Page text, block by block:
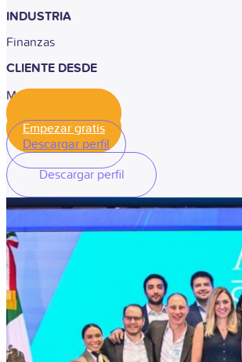
INDUSTRIA
Finanzas
CLIENTE DESDE
Marzo, 2025
Empezar gratis
Descargar perfil
Descargar perfil